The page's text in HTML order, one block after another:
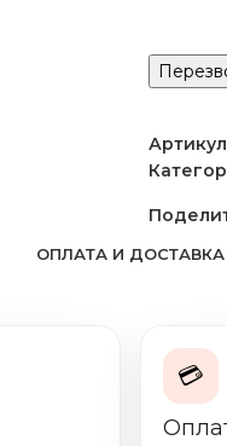
ОПЛАТА И ДОСТАВКА
💳